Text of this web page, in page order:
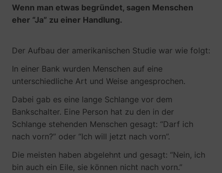
Twitter Inc.
Wenn man etwas begründet, sagen Menschen
eher “Ja” zu einer Handlung.
Der Aufbau der amerikanischen Studie war wie folgt:
In einer Bank wurden Menschen auf eine
unterschiedliche Art und Weise angesprochen.
Dabei gab es eine lange Schlange vor dem
Bankschalter. Eine Person hat zu den in der
Schlange stehenden Menschen gesagt: “Darf ich
nach vorn?” oder “Ich will jetzt nach vorn”.
Die meisten haben abgelehnt und gesagt: “Nein, ich
bin auch ein Eile, sie können nicht nach vorn.”